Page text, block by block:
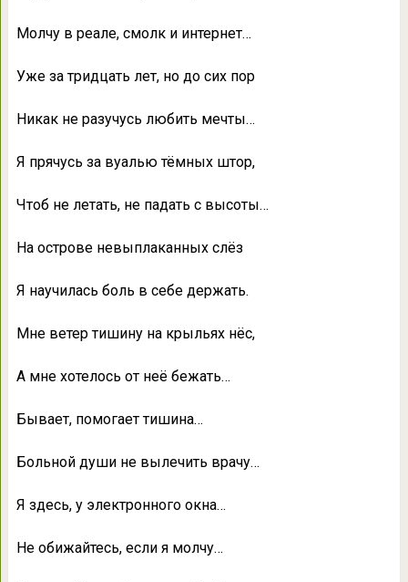
Молчу в реале, смолк и интернет…
Уже за тридцать лет, но до сих пор
Никак не разучусь любить мечты…
Я прячусь за вуалью тёмных штор,
Чтоб не летать, не падать с высоты…
На острове невыплаканных слёз
Я научилась боль в себе держать.
Мне ветер тишину на крыльях нёс,
А мне хотелось от неё бежать…
Бывает, помогает тишина…
Больной души не вылечить врачу…
Я здесь, у электронного окна…
Не обижайтесь, если я молчу…